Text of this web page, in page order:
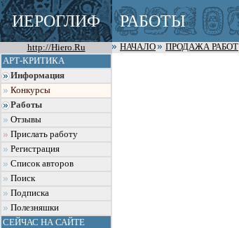
ИЕРОГЛИФ РАБОТЫ
http://Hiero.Ru НАЧАЛО ПРОДАЖА РАБОТ
АРТ-КРИТИКА
Информация
Конкурсы
Работы
Отзывы
Прислать работу
Регистрация
Список авторов
Поиск
Подписка
Полезняшки
СЕЙЧАС НА САЙТЕ